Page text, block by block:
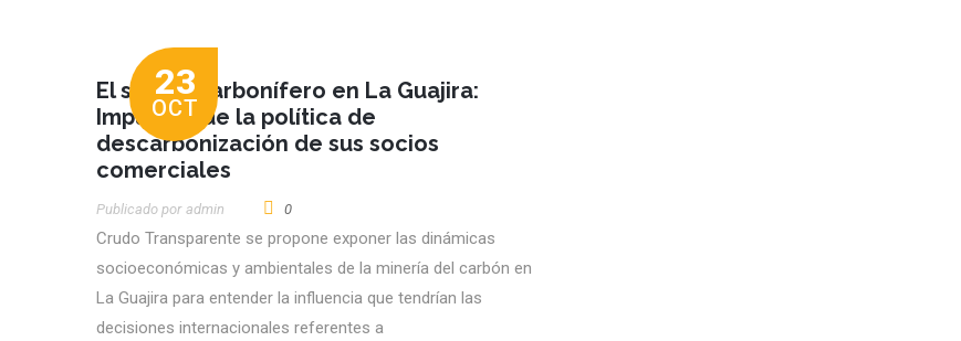
23
OCT
El sector carbonífero en La Guajira:
Impactos de la política de
descarbonización de sus socios
comerciales
Publicado por Admin 0
Crudo Transparente se propone exponer las dinámicas
socioeconómicas y ambientales de la minería del carbón en
La Guajira para entender la influencia que tendrían las
decisiones internacionales referentes a